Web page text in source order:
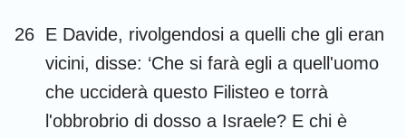
26 E Davide, rivolgendosi a quelli che gli eran
vicini, disse: ‘Che si farà egli a quell'uomo
che ucciderà questo Filisteo e torrà
l'obbrobrio di dosso a Israele? E chi è